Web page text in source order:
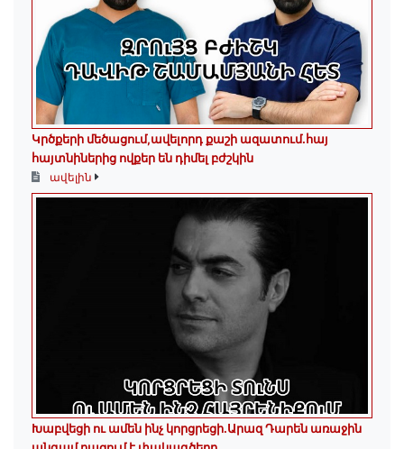
Կրծքերի մեծացում,ավելորդ քաշի ազատում.հայ
հայտնիներից ովքեր են դիմել բժշկին
ավելին
Խաբվեցի ու ամեն ինչ կորցրեցի.Արազ Դարեն առաջին